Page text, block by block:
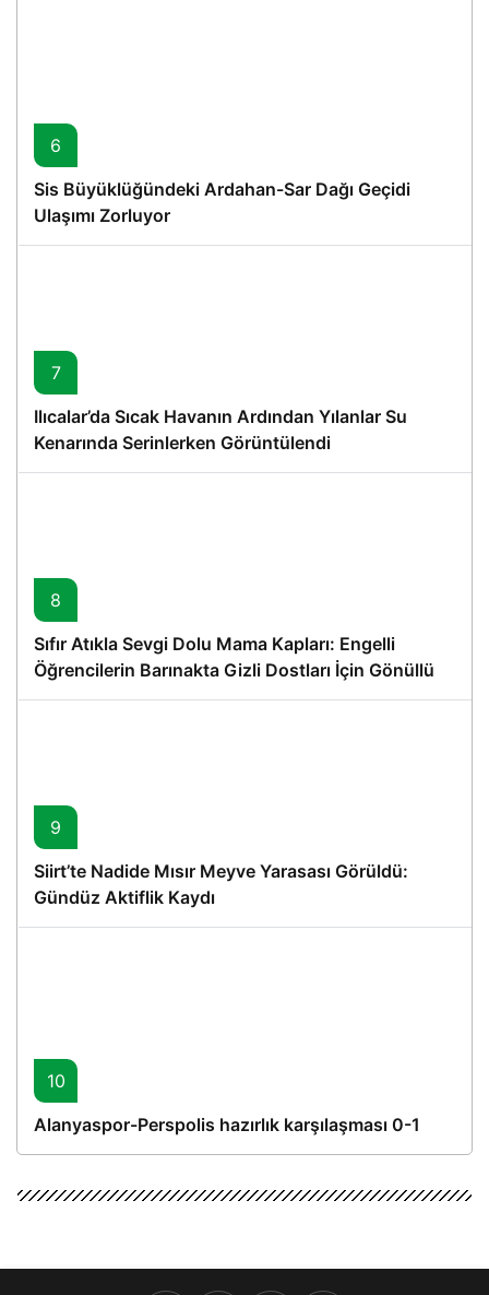
6
Sis Büyüklüğündeki Ardahan-Sar Dağı Geçidi
Ulaşımı Zorluyor
7
Ilıcalar’da Sıcak Havanın Ardından Yılanlar Su
Kenarında Serinlerken Görüntülendi
8
Sıfır Atıkla Sevgi Dolu Mama Kapları: Engelli
Öğrencilerin Barınakta Gizli Dostları İçin Gönüllü
Proje
9
Siirt’te Nadide Mısır Meyve Yarasası Görüldü:
Gündüz Aktiflik Kaydı
10
Alanyaspor-Perspolis hazırlık karşılaşması 0-1